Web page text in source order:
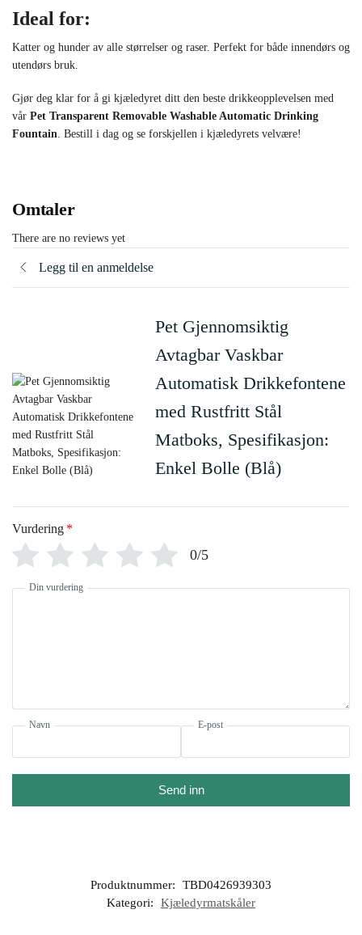
Ideal for:
Katter og hunder av alle størrelser og raser. Perfekt for både innendørs og
utendørs bruk.
Gjør deg klar for å gi kjæledyret ditt den beste drikkeopplevelsen med
vår Pet Transparent Removable Washable Automatic Drinking
Fountain. Bestill i dag og se forskjellen i kjæledyrets velvære!
Omtaler
There are no reviews yet
Legg til en anmeldelse
Pet Gjennomsiktig
Avtagbar Vaskbar
Automatisk Drikkefontene
med Rustfritt Stål
Matboks, Spesifikasjon:
Enkel Bolle (Blå)
Vurdering *
0/5
Din vurdering
Navn E-post
Send inn
Produktnummer:
TBD0426939303
Kategori:
Kjæledyrmatskåler